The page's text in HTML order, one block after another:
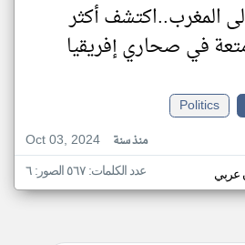
المغرب..اكتشف أكثر
في صحاري إفريقيا
Politics
Oct 03, 2024
منذ سنة
عربي عدد الكلمات: ٥٦٧ الصور: ٦